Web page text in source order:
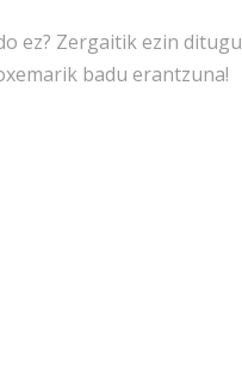
ez? Zergaitik ezin ditugu
badu erantzuna!